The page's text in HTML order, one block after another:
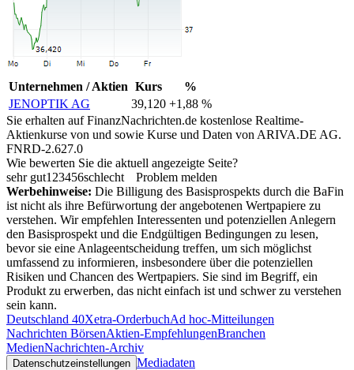
Unternehmen / Aktien Kurs
%
JENOPTIK AG
39,120 +1,88 %
Sie erhalten auf FinanzNachrichten.de kostenlose Realtime-
Aktienkurse von und sowie Kurse und Daten von ARIVA.DE AG.
FNRD-2.627.0
Wie bewerten Sie die aktuell angezeigte Seite?
sehr gut1 23456schlecht
Problem melden
Werbehinweise: Die Billigung des Basisprospekts durch die BaFin
ist nicht als ihre Befürwortung der angebotenen Wertpapiere zu
verstehen. Wir empfehlen Interessenten und potenziellen Anlegern
den Basisprospekt und die Endgültigen Bedingungen zu lesen,
bevor sie eine Anlageentscheidung treffen, um sich möglichst
umfassend zu informieren, insbesondere über die potenziellen
Risiken und Chancen des Wertpapiers. Sie sind im Begriff, ein
Produkt zu erwerben, das nicht einfach ist und schwer zu verstehen
sein kann.
Deutschland 40Xetra-OrderbuchAd hoc-Mitteilungen
Nachrichten BörsenAktien-EmpfehlungenBranchen
MedienNachrichten-Archiv
Datenschutzeinstellungen Mediadaten